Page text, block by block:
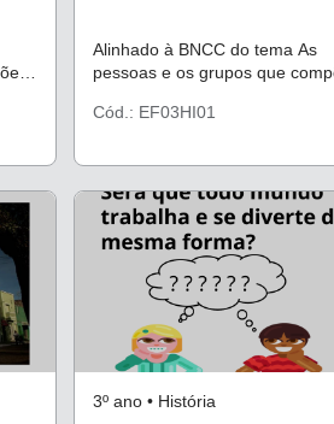
Alinhado à BNCC do tema As
pessoas e os grupos que
Cód.: EF03HI01
3º ano • História